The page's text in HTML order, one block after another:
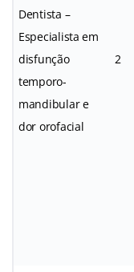
Dentista –
Especialista em
disfunção
temporo-
mandibular e
dor orofacial
2